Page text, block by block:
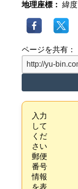
地理座標： 緯
ページを共有：
入力
して
くだ
さい
郵便
番号
情報
を表